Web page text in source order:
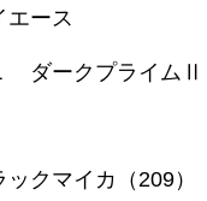
ース
ダークプライムⅡ
クマイカ（209）